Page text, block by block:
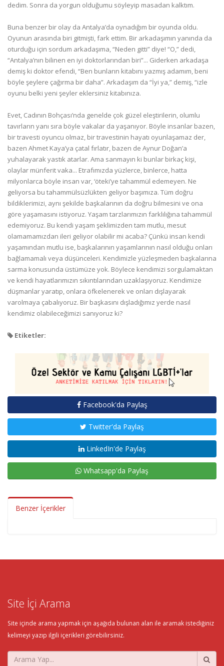
dedim. Sonra da yorgun olduğumu söyleyip masadan kalktım.
Buna benzer bir olay da Antalya’da oynadığım bir oyunda oldu.
Oyunun arasında biri gitmişti, fark ettim. Bir arkadaşımın yanında da
oturduğu için sordum arkadaşıma, “Neden gitti” diye! “O,” dedi,
“Antalya’nın bilinen en iyi doktorlarından biri”... Giderken arkadaşa
demiş ki doktor efendi, “Ben bunların kitabını yazmış adamım, beni
böyle şeylere çağırma bir daha”. Arkadaşım da “İyi ya,” demiş, “izle
oyunu belki yeni şeyler eklersiniz kitabınıza.
Evet, Cadının Bohçası’nda genelde çok güzel eleştirilerin, olumlu
tavırların yanı sıra böyle vakalar da yaşanıyor. Böyle insanlar bazen,
bir travesti oyuncu olmaz, bir travestinin hayatı oyunlaşamaz der,
bazen Ahmet Kaya’ya çatal fırlatır, bazen de Aynur Doğan’a
yuhalayarak yastık atarlar. Ama sanmayın ki bunlar birkaç kişi,
olaylar münferit vaka... Etrafımızda yüzlerce, binlerce, hatta
milyonlarca böyle insan var, ‘öteki’ye tahammül edemeyen. Ne
geliyorsa bu tahammülsüzlükten geliyor başımıza. Tüm doğru
bildiklerimizi, aynı şekilde başkalarının da doğru bilmesini ve ona
göre yaşamasını istiyoruz. Yaşam tarzlarımızın farklılığına tahammül
edemiyoruz. Bu kendi yaşam şeklimizden tam mutlu, mesut
olamamamızdan ileri geliyor olabilir mi acaba? Çünkü insan kendi
yaşamından mutlu ise, başkalarının yaşamlarının nasıl olduğu onları
bağlamamalı veya düşünceleri. Kendimizle yüzleşmeden başkalarına
sarma konusunda üstümüze yok. Böylece kendimizi sorgulamaktan
ve kendi hayatlarımızın sıkıntılarından uzaklaşıyoruz. Kendimize
düşmanlar yaratıp, onlara öfkelenerek ve onları dışlayarak
varolmaya çabalıyoruz. Bir başkasını dışladığımız yerde nasıl
kendimiz olabileceğimizi sanıyoruz ki?
Etiketler:
Facebook'da Paylaş
Twitter'da Paylaş
LinkedIn'de Paylaş
Whatsapp'da Paylaş
Benzer İçerikler
Site İçi Arama
Site içinde arama yapmak için aşağıda bulunan alan ile aramak istediğiniz
kelimeyi yazıp ilgili içerikleri görebilirsiniz.